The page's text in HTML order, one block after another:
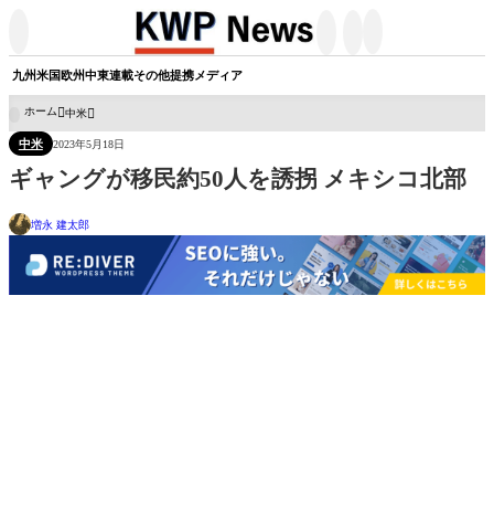
九州米国欧州中東連載その他提携メディア
ホーム 中米
中米 2023年5月18日
ギャングが移民約50人を誘拐 メキシコ北部
増永 建太郎